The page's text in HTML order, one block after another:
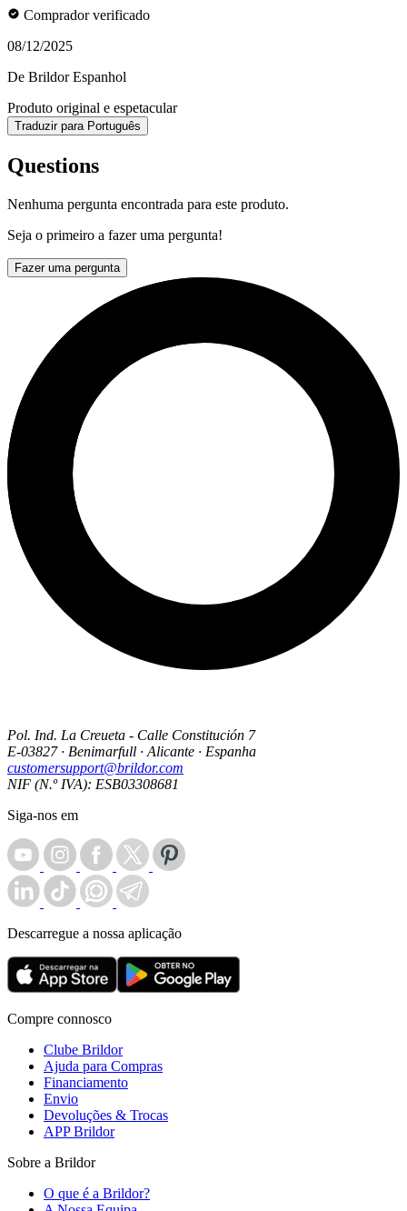
Comprador verificado
08/12/2025
De Brildor Espanhol
Produto original e espetacular
Traduzir para Português
Questions
Nenhuma pergunta encontrada para este produto.
Seja o primeiro a fazer uma pergunta!
Fazer uma pergunta
Pol. Ind. La Creueta - Calle Constitución 7
E-03827 · Benimarfull · Alicante · Espanha
customersupport@brildor.com
NIF (N.º IVA): ESB03308681
Siga-nos em
Descarregue a nossa aplicação
Compre connosco
Clube Brildor
Ajuda para Compras
Financiamento
Envio
Devoluções & Trocas
APP Brildor
Sobre a Brildor
O que é a Brildor?